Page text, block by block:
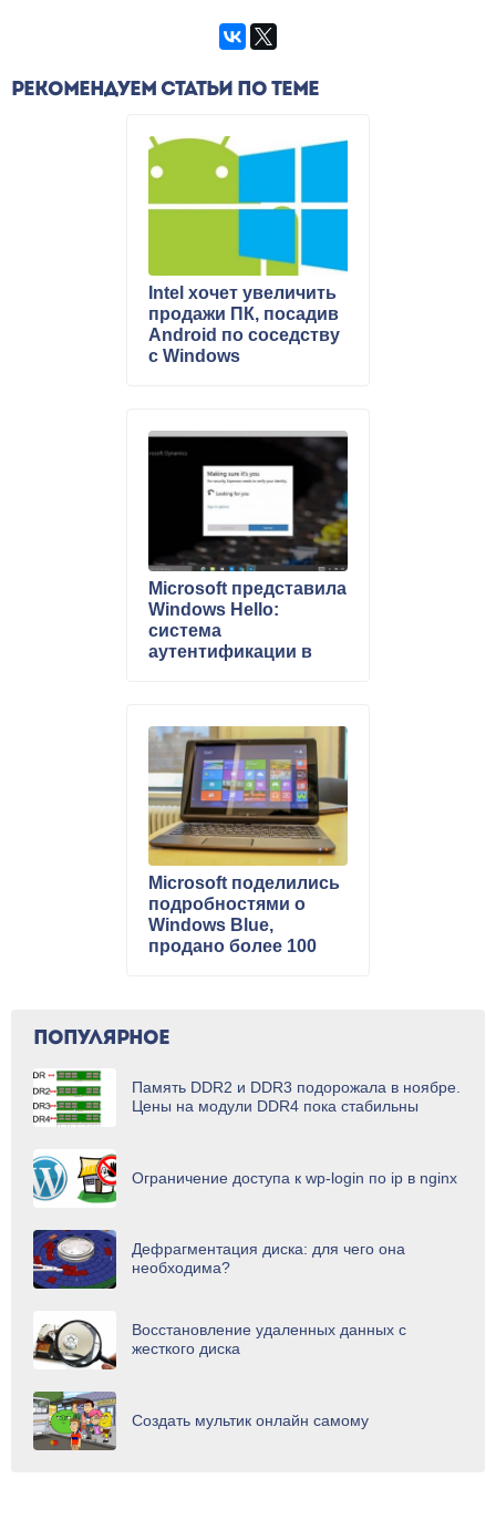
РЕКОМЕНДУЕМ СТАТЬИ ПО ТЕМЕ
Intel хочет увеличить
продажи ПК, посадив
Android по соседству
с Windows
Microsoft представила
Windows Hello:
система
аутентификации в
данных пользователя
Microsoft поделились
подробностями о
Windows Blue,
продано более 100
ПОПУЛЯРНОЕ
Память DDR2 и DDR3 подорожала в ноябре.
Цены на модули DDR4 пока стабильны
Ограничение доступа к wp-login по ip в nginx
Дефрагментация диска: для чего она
необходима?
Восстановление удаленных данных с
жесткого диска
Создать мультик онлайн самому